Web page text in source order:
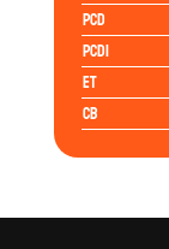
PCD
PCD1
ET
CB